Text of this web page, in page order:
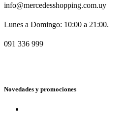
info@mercedesshopping.com.uy
Lunes a Domingo: 10:00 a 21:00.
091 336 999
Novedades y promociones